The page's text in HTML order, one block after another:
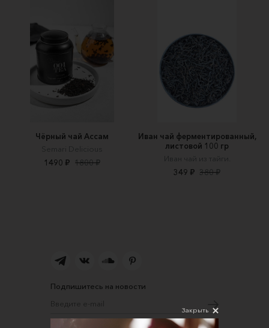
Чёрный чай Ассам
Semari Delicious
1490 ₽ 1800 ₽
Иван чай ферментированный,
листовой 100 гр
Иван чай из тайги.
349 ₽ 380 ₽
Подпишитесь на новости
Закрыть